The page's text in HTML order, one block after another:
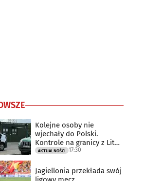
Kolejne osoby nie
wjechały do Polski.
Kontrole na granicy z Litwą
trwają
AKTUALNOŚCI 17:30
Jagiellonia przekłada swój